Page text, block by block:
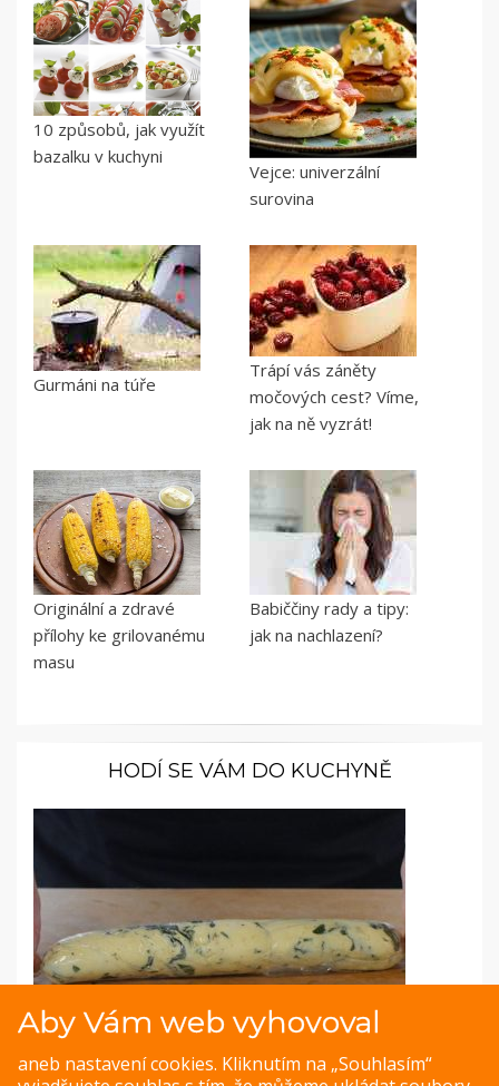
10 způsobů, jak využít
bazalku v kuchyni
Vejce: univerzální
surovina
Gurmáni na túře
Trápí vás záněty
močových cest? Víme,
jak na ně vyzrát!
Originální a zdravé
přílohy ke grilovanému
masu
Babiččiny rady a tipy:
jak na nachlazení?
HODÍ SE VÁM DO KUCHYNĚ
Fotopostup: Bylinkové máslo
Aby Vám web vyhovoval
aneb nastavení cookies. Kliknutím na „Souhlasím“